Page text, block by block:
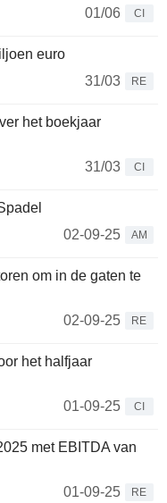
01/06
CI
euro
31/03
RE
het boekjaar
31/03
CI
02-09-25
AM
om in de gaten te
02-09-25
RE
het halfjaar
01-09-25
CI
met EBITDA van
01-09-25
RE